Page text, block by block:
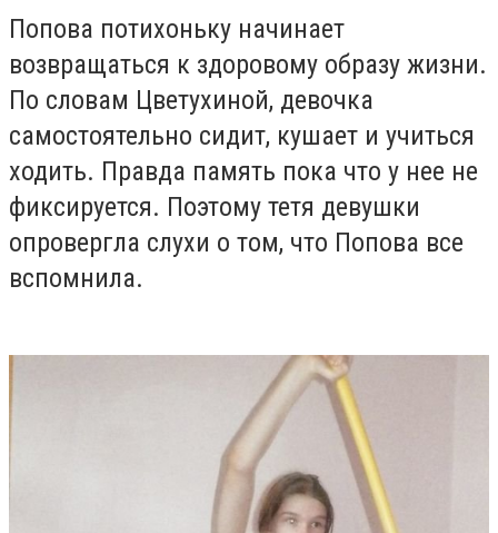
Попова потихоньку начинает
возвращаться к здоровому образу жизни.
По словам Цветухиной, девочка
самостоятельно сидит, кушает и учиться
ходить. Правда память пока что у нее не
фиксируется. Поэтому тетя девушки
опровергла слухи о том, что Попова все
вспомнила.